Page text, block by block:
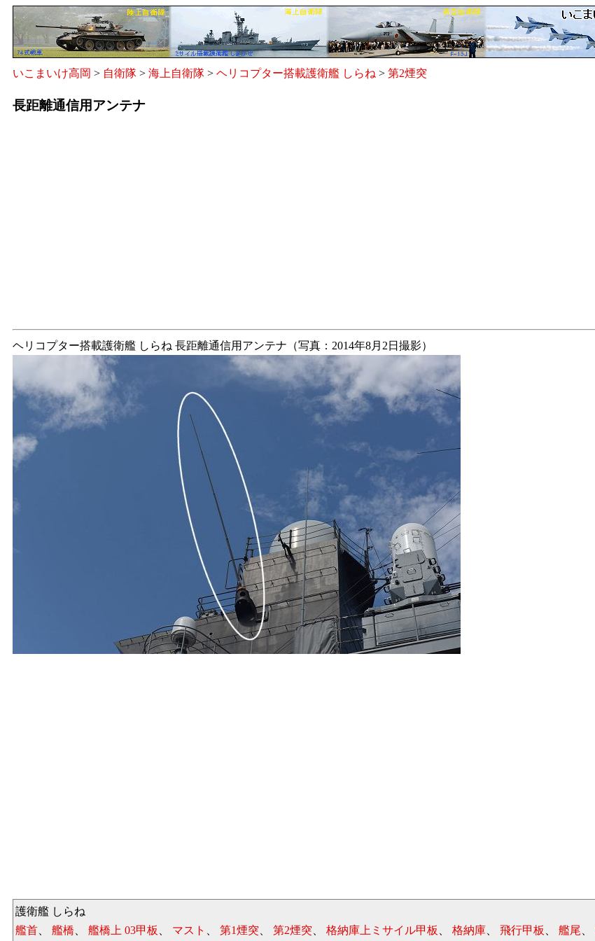
いこまいけ高岡 > 自衛隊 > 海上自衛隊 > ヘリコプター搭載護衛艦 しらね > 第2煙突
長距離通信用アンテナ
ヘリコプター搭載護衛艦 しらね 長距離通信用アンテナ（写真：2014年8月2日撮影）
護衛艦 しらね
艦首、 艦橋、 艦橋上 03甲板 、 マスト 、 第1煙突、 第2煙突、 格納庫上ミサイル甲板 、 格納庫、 飛行甲板 、 艦尾、